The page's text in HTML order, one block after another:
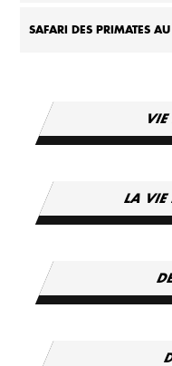
SAFARI DES PRIMATES
LA VIE